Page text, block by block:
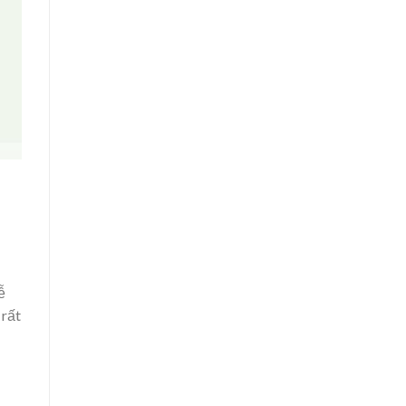
rất